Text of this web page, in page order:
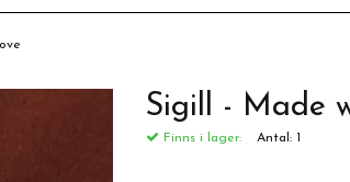
Sigill - Made
Finns i lager: Antal: 1